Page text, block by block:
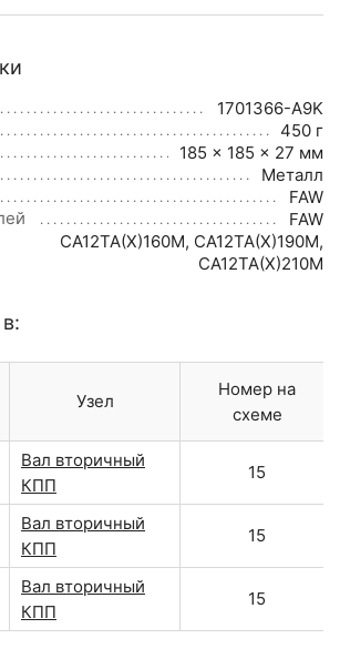
1701366-A9K
450 г
185 × 185 × 27 мм
Металл
FAW
FAW
CA12TA(X)160M, CA12TA(X)190M,
CA12TA(X)210M
Узел
Номер на
схеме
Вал вторичный
КПП
15
Вал вторичный
КПП
15
Вал вторичный
КПП
15